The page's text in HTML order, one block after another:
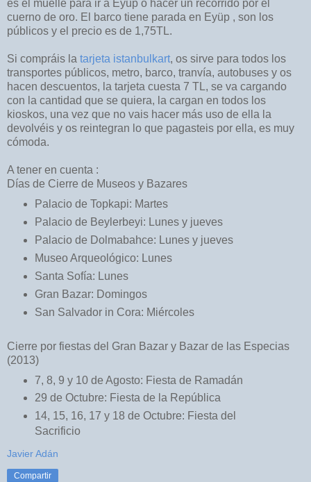
es el muelle para ir a Eyüp o hacer un recorrido por el
cuerno de oro. El barco tiene parada en Eyüp , son los
públicos y el precio es de 1,75TL.
Si compráis la tarjeta istanbulkart, os sirve para todos los
transportes públicos, metro, barco, tranvía, autobuses y os
hacen descuentos, la tarjeta cuesta 7 TL, se va cargando
con la cantidad que se quiera, la cargan en todos los
kioskos, una vez que no vais hacer más uso de ella la
devolvéis y os reintegran lo que pagasteis por ella, es muy
cómoda.
A tener en cuenta :
Días de Cierre de Museos y Bazares
Palacio de Topkapi: Martes
Palacio de Beylerbeyi: Lunes y jueves
Palacio de Dolmabahce: Lunes y jueves
Museo Arqueológico: Lunes
Santa Sofía: Lunes
Gran Bazar: Domingos
San Salvador in Cora: Miércoles
Cierre por fiestas del Gran Bazar y Bazar de las Especias
(2013)
7, 8, 9 y 10 de Agosto: Fiesta de Ramadán
29 de Octubre: Fiesta de la República
14, 15, 16, 17 y 18 de Octubre: Fiesta del
Sacrificio
Javier Adán
Compartir